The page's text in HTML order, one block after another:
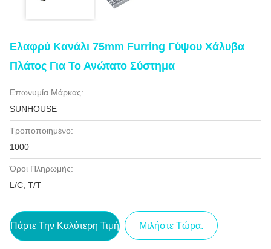
Ελαφρύ Κανάλι 75mm Furring Γύψου Χάλυβα
Πλάτος Για Το Ανώτατο Σύστημα
Επωνυμία Μάρκας:
SUNHOUSE
Τροποποιημένο:
1000
Όροι Πληρωμής:
L/C, T/T
Πάρτε Την Καλύτερη Τιμή Μιλήστε Τώρα.